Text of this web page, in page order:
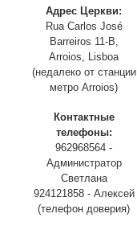
Адрес Церкви:
Rua Carlos José
Barreiros 11-B,
Arroios, Lisboa
(недалеко от станции
метро Arroios)
Контактные
телефоны:
962968564 -
Администратор
Светлана
924121858 - Алексей
(телефон доверия)